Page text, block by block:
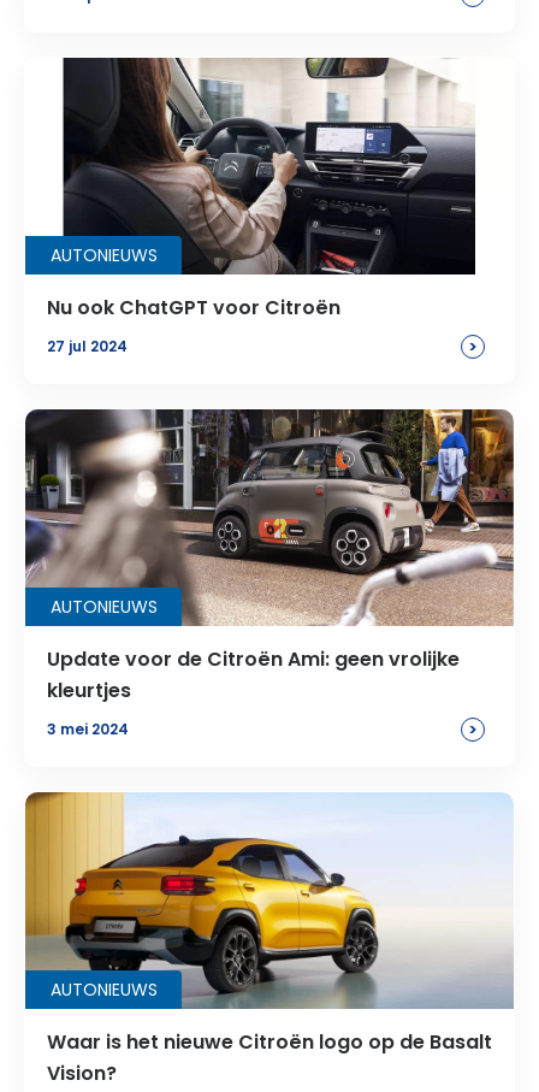
AUTONIEUWS
Nu ook ChatGPT voor Citroën
27 jul 2024 >
AUTONIEUWS
Update voor de Citroën Ami: geen vrolijke
kleurtjes
3 mei 2024 >
AUTONIEUWS
Waar is het nieuwe Citroën logo op de Basalt
Vision?